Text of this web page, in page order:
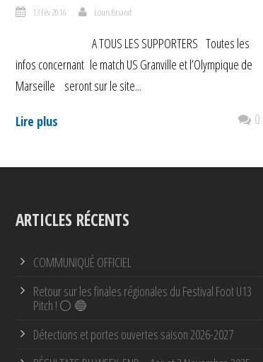
13 Fév 2016 Louis Briand
A TOUS LES SUPPORTERS Toutes les
infos concernant le match US Granville et l’Olympique de
Marseille seront sur le site...
Lire plus 0
ARTICLES RÉCENTS
COMMUNIQUÉ OFFICIEL
Retour sur les finales régionales du Festival Foot U13
Pitch ! ⚪ 🔵
Détections et portes ouvertes saison 2026-2027